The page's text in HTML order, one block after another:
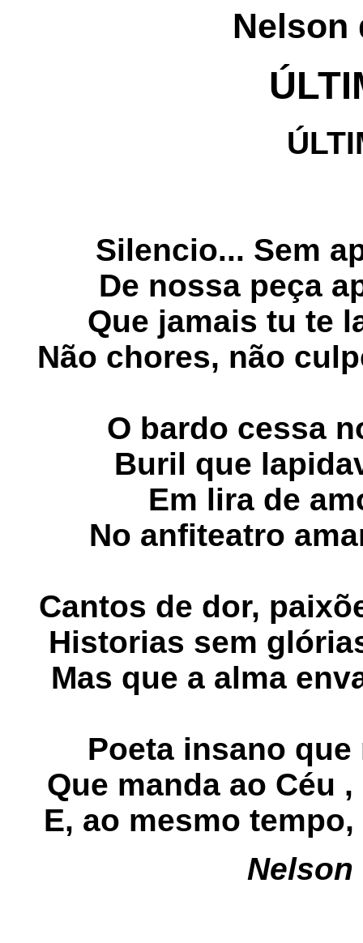
Nelson
Silencio... Sem
De nossa peça
Que jamais tu te
Não chores, não
O bardo cessa
Buril que
Em lira de
No anfiteatro
Cantos de dor,
Historias sem
Mas que a alma
Poeta insano
Que manda ao Céu
E, ao mesmo
Nelson